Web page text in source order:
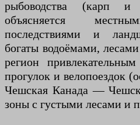
рыбоводства (карп
объясняется
последствиями и
богаты водоёмами,
регион
прогулок и велопоездок
Чешская Канада —
зоны с густыми лесами и